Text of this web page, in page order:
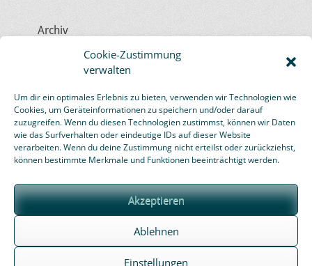
Cookie-Zustimmung
verwalten
Um dir ein optimales Erlebnis zu bieten, verwenden wir Technologien wie
Cookies, um Geräteinformationen zu speichern und/oder darauf
zuzugreifen. Wenn du diesen Technologien zustimmst, können wir Daten
wie das Surfverhalten oder eindeutige IDs auf dieser Website
verarbeiten. Wenn du deine Zustimmung nicht erteilst oder zurückziehst,
können bestimmte Merkmale und Funktionen beeinträchtigt werden.
Akzeptieren
Ablehnen
Einstellungen
Archiv
November 2023
September 2020
November 2019
Oktober 2019
März 2019
Januar 2019
Februar 2016